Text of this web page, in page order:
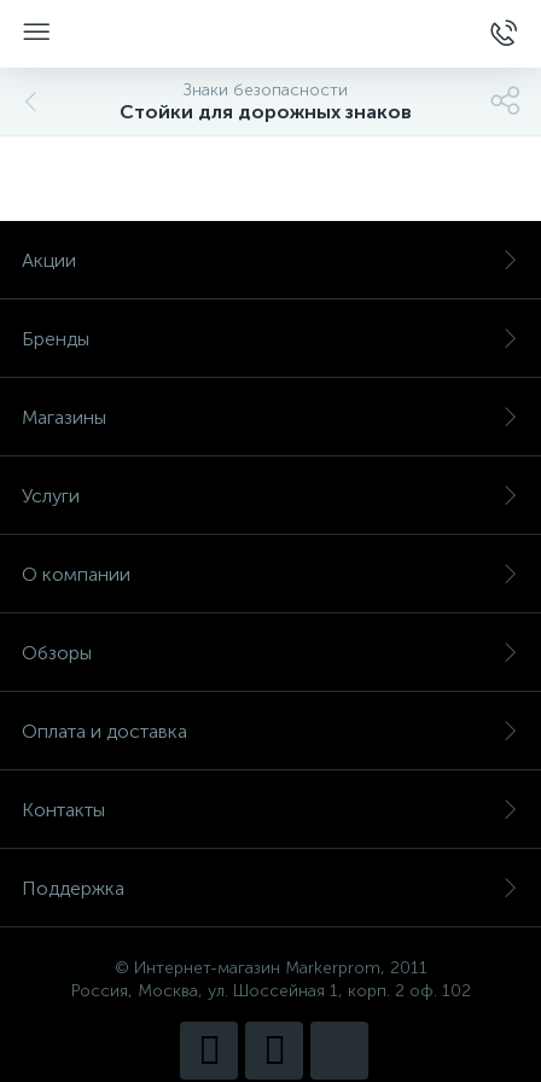
Знаки безопасности
Стойки для дорожных знаков
Акции
Бренды
Магазины
Услуги
О компании
Обзоры
Оплата и доставка
Контакты
Поддержка
© Интернет-магазин Markerprom, 2011
Россия, Москва, ул. Шоссейная 1, корп. 2 оф. 102